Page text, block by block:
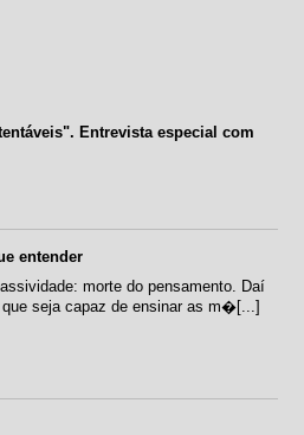
Entrevista especial com
entender
morte do pensamento. Daí
seja capaz de ensinar as m�[...]